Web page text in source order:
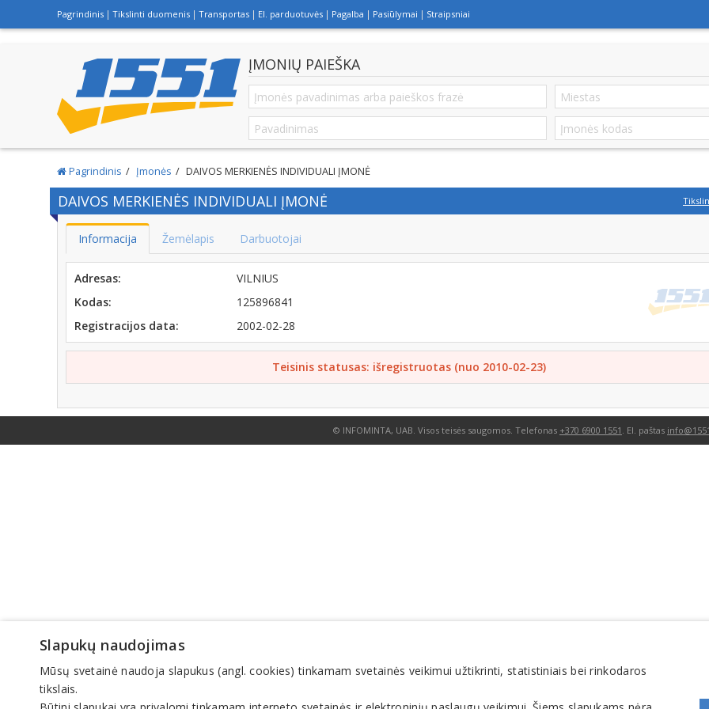
Pagrindinis Tikslinti duomenis Transportas El. parduotuvės Pagalba Pasiūlymai Straipsniai
ĮMONIŲ PAIEŠKA
Pagrindinis Įmonės DAIVOS MERKIENĖS INDIVIDUALI ĮMONĖ
DAIVOS MERKIENĖS INDIVIDUALI ĮMONĖ
Informacija Žemėlapis Darbuotojai
Adresas:
VILNIUS
Kodas:
125896841
Registracijos data:
2002-02-28
Teisinis statusas: išregistruotas (nuo 2010-02-23)
© INFOMINTA, UAB. Visos teisės saugomos. Telefonas +370 6900 1551 . El. paštas
Slapukų naudojimas
Mūsų svetainė naudoja slapukus (angl. cookies) tinkamam svetainės veikimui užtikrinti, statistiniais bei rinkodaros
tikslais.